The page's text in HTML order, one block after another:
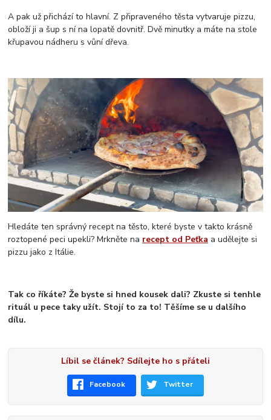
A pak už přichází to hlavní. Z připraveného těsta vytvaruje pizzu,
obloží ji a šup s ní na lopatě dovnitř. Dvě minutky a máte na stole
křupavou nádheru s vůní dřeva.
Hledáte ten správný recept na těsto, které byste v takto krásně
roztopené peci upekli? Mrkněte na recept od Peťka a udělejte si
pizzu jako z Itálie.
Tak co říkáte? Že byste si hned kousek dali? Zkuste si tenhle
rituál u pece taky užít. Stojí to za to! Těšíme se u dalšího
dílu.
Líbil se článek? Sdílejte ho s přáteli
Facebook Twitter